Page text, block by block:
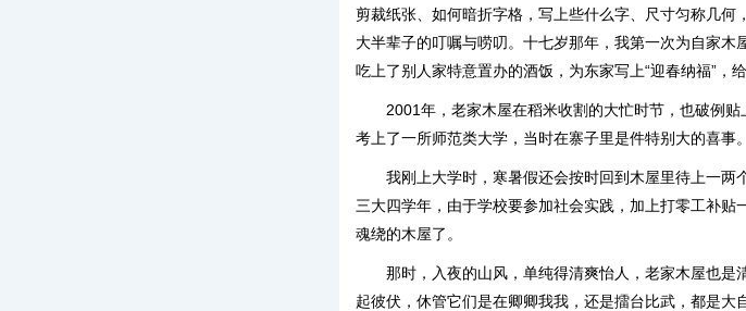
剪裁纸张、如何暗折字格，写上些什么字、尺寸匀称几
大半辈子的叮嘱与唠叨。十七岁那年，我第一次为自家
吃上了别人家特意置办的酒饭，为东家写上“迎春纳福”，给
2001年，老家木屋在稻米收割的大忙时节，也破例
考上了一所师范类大学，当时在寨子里是件特别大的喜事。
我刚上大学时，寒暑假还会按时回到木屋里待上一
三大四学年，由于学校要参加社会实践，加上打零工补贴
魂绕的木屋了。
那时，入夜的山风，单纯得清爽怡人，老家木屋也
起彼伏，休管它们是在卿卿我我，还是擂台比武，都是大